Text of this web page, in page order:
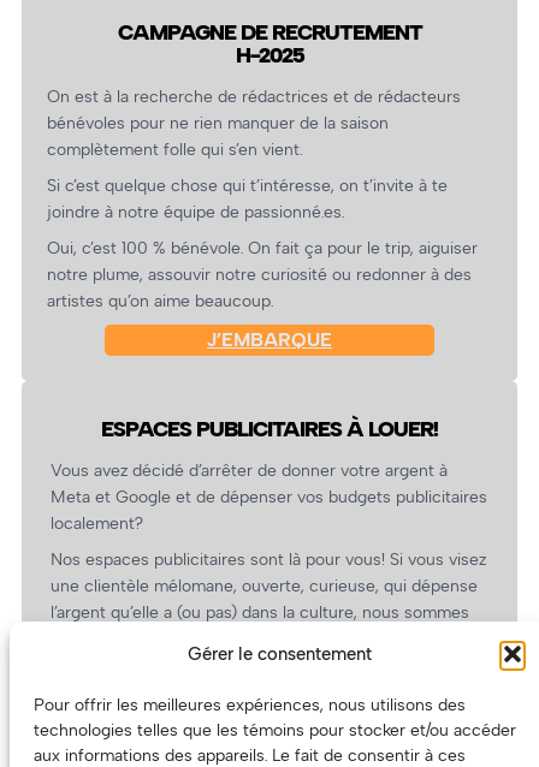
Gérer le consentement
Pour offrir les meilleures expériences, nous utilisons des
technologies telles que les témoins pour stocker et/ou accéder
aux informations des appareils. Le fait de consentir à ces
CAMPAGNE DE RECRUTEMENT
H-2025
On est à la recherche de rédactrices et de rédacteurs
bénévoles pour ne rien manquer de la saison
complètement folle qui s’en vient.
Si c’est quelque chose qui t’intéresse, on t’invite à te
joindre à notre équipe de passionné.es.
Oui, c’est 100 % bénévole. On fait ça pour le trip, aiguiser
notre plume, assouvir notre curiosité ou redonner à des
artistes qu’on aime beaucoup.
J’EMBARQUE
ESPACES PUBLICITAIRES À LOUER!
Vous avez décidé d’arrêter de donner votre argent à
Meta et Google et de dépenser vos budgets publicitaires
localement?
Nos espaces publicitaires sont là pour vous! Si vous visez
une clientèle mélomane, ouverte, curieuse, qui dépense
l’argent qu’elle a (ou pas) dans la culture, nous sommes
revient.
(Oui, on va avoir des tarifs spéciaux pour vous, les